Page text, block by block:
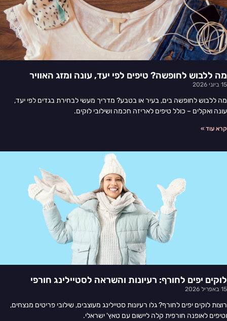
מה ללבוש לחופשה? טיפים לפי יעד, עונה ומזג האוויר
15 ביוני 2026
מה ללבוש לחופשה בים, בעיר או בטבע? מדריך מעשי לבחירת בגדים לפי יעד,
עונה ואקלים – כולל טיפים לאריזה חכמה ושילובי לוקים.
קרא עוד »
לוקים יפים לחורף: רעיונות והשראה לסטיילינג חורפי
15 באפריל 2026
רוצות לוקים יפים לחורף? גלו רעיונות סטיילינג מעוצבים, שילובי פריטים מנצחים,
וטיפים לאופנה חורפית קלה ליישום עם טאץ' ישראלי.